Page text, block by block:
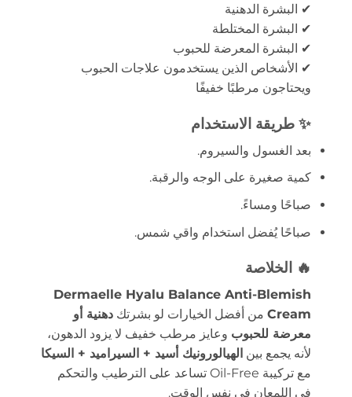
✔ البشرة الدهنية
✔ البشرة المختلطة
✔ البشرة المعرضة للحبوب
✔ الأشخاص الذين يستخدمون علاجات الحبوب
ويحتاجون مرطبًا خفيفًا
✨ طريقة الاستخدام
بعد الغسول والسيروم.
كمية صغيرة على الوجه والرقبة.
صباحًا ومساءً.
صباحًا يُفضل استخدام واقي شمس.
🔥 الخلاصة
Dermaelle Hyalu Balance Anti-Blemish
Creamمن أفضل الخيارات لو بشرتك دهنية أو
معرضة للحبوب وعايز مرطب خفيف لا يزود الدهون،
لأنه يجمع بين الهيالورونيك أسيد + السيراميد + السيكا
مع تركيبة Oil-Free تساعد على الترطيب والتحكم
في اللمعان في نفس الوقت.